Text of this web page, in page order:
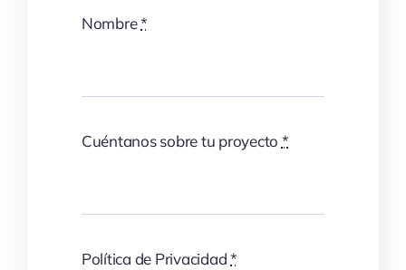
Nombre*
Cuéntanos sobre tu proyecto *
Política de Privacidad*